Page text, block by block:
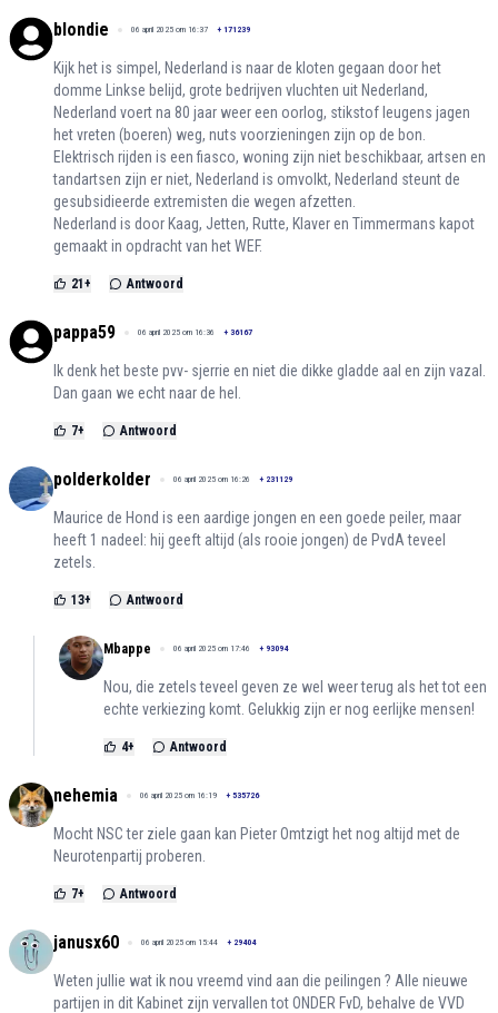
blondie 06 april 2025 om 16:37 + 171239
Kijk het is simpel, Nederland is naar de kloten gegaan door het
domme Linkse belijd, grote bedrijven vluchten uit Nederland,
Nederland voert na 80 jaar weer een oorlog, stikstof leugens jagen
het vreten (boeren) weg, nuts voorzieningen zijn op de bon.
Elektrisch rijden is een fiasco, woning zijn niet beschikbaar, artsen en
tandartsen zijn er niet, Nederland is omvolkt, Nederland steunt de
gesubsidieerde extremisten die wegen afzetten.
Nederland is door Kaag, Jetten, Rutte, Klaver en Timmermans kapot
gemaakt in opdracht van het WEF.
21+ Antwoord
pappa59 06 april 2025 om 16:36 + 36167
Ik denk het beste pvv- sjerrie en niet die dikke gladde aal en zijn vazal.
Dan gaan we echt naar de hel.
7+ Antwoord
polderkolder 06 april 2025 om 16:26 + 231129
Maurice de Hond is een aardige jongen en een goede peiler, maar
heeft 1 nadeel: hij geeft altijd (als rooie jongen) de PvdA teveel
zetels.
13+ Antwoord
Mbappe 06 april 2025 om 17:46 + 93094
Nou, die zetels teveel geven ze wel weer terug als het tot een
echte verkiezing komt. Gelukkig zijn er nog eerlijke mensen!
4+ Antwoord
nehemia 06 april 2025 om 16:19 + 535726
Mocht NSC ter ziele gaan kan Pieter Omtzigt het nog altijd met de
Neurotenpartij proberen.
7+ Antwoord
janusx60 06 april 2025 om 15:44 + 29404
Weten jullie wat ik nou vreemd vind aan die peilingen ? Alle nieuwe
partijen in dit Kabinet zijn vervallen tot ONDER FvD, behalve de VVD